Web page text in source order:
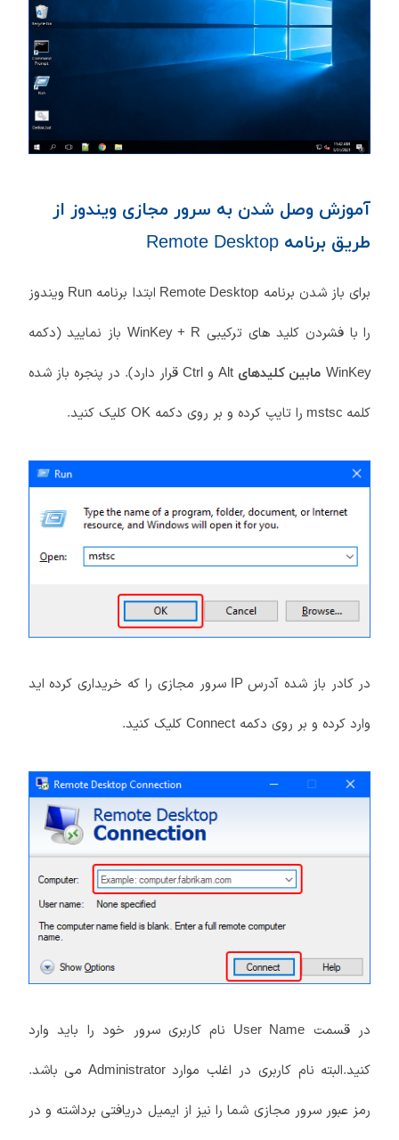
آموزش وصل شدن به سرور مجازی ویندوز از
طریق برنامه Remote Desktop
برای باز شدن برنامه Remote Desktop ابتدا برنامه Run ویندوز
را با فشردن کلید های ترکیبی WinKey + Rباز نمایید (دکمه
WinKey مابین کلیدهای Altو Ctrlقرار دارد). در پنجره باز شده
کلمهmstsc را تایپ کرده و بر روی دکمه OKکلیک کنید.
در کادر باز شده آدرسIP
سرور مجازی را که خریداری کرده اید
وارد کرده و بر روی دکمه Connectکلیک کنید.
در قسمت User Name نام کاربری سرور خود را باید وارد
کنید.البته نام کاربری در اغلب مواردAdministrator
می باشد.
رمز عبور سرور مجازی شما را نیز از ایمیل دریافتی برداشته و در